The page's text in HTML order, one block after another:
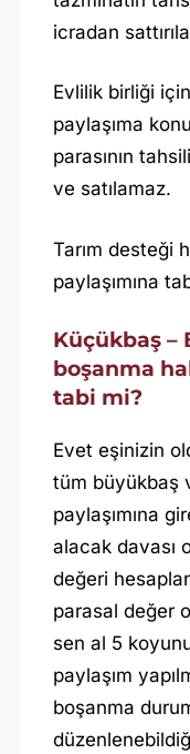
icradan
Evlilik birliği
paylaşıma
parasının
ve satılamaz.
Tarım desteği
paylaşımına
Küçükbaş –
boşanma
tabi mi?
Evet eşinizin
tüm büyükbaş
paylaşımına
alacak davası
değeri
parasal değer
sen al 5
paylaşım
boşanma